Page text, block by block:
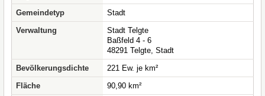
Gemeindetyp
Stadt
Verwaltung
Stadt Telgte
Baßfeld 4 - 6
48291 Telgte, Stadt
Bevölkerungsdichte
221 Ew. je km²
Fläche
90,90 km²